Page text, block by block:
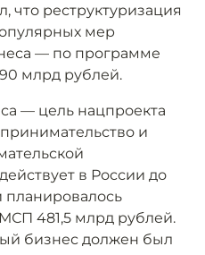
что реструктуризация
мер
— по программе
млрд рублей.
— цель нацпроекта
и
в России до
планировалось
481,5 млрд рублей.
бизнес должен был